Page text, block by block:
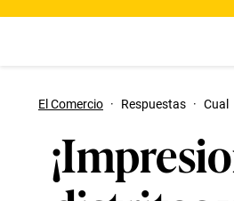
El Comercio · Respuestas · Cual